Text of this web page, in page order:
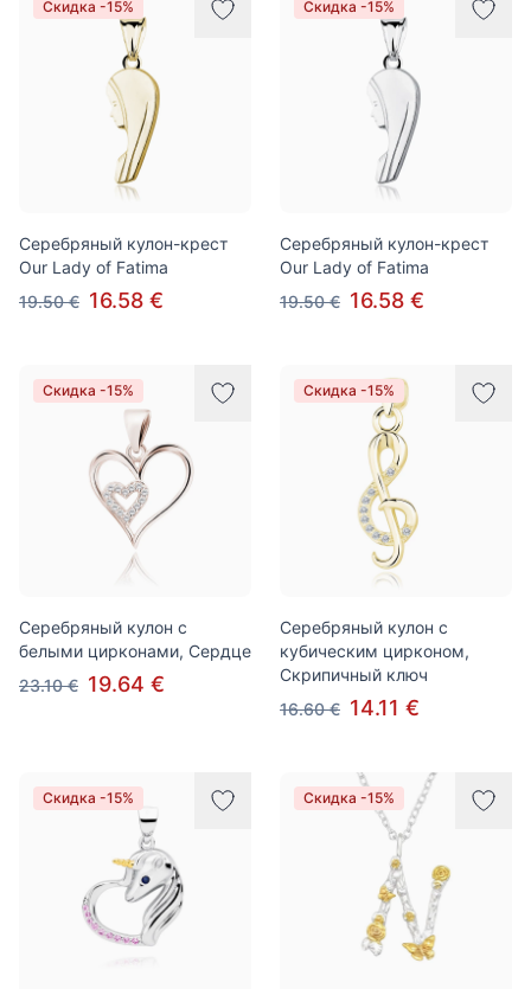
Скидка -15%
Серебряный кулон-крест
Our Lady of Fatima
19.50 € 16.58 €
Скидка -15%
Серебряный кулон-крест
Our Lady of Fatima
19.50 € 16.58 €
Скидка -15%
Серебряный кулон с
белыми цирконами, Сердце
23.10 € 19.64 €
Скидка -15%
Серебряный кулон с
кубическим цирконом,
Скрипичный ключ
16.60 € 14.11 €
Скидка -15% Скидка -15%